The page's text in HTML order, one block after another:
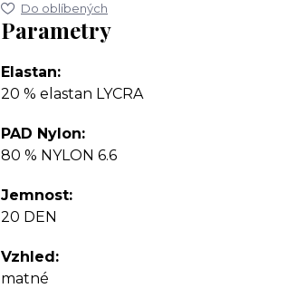
Do oblíbených
Parametry
Elastan
20 % elastan LYCRA
PAD Nylon
80 % NYLON 6.6
Jemnost
20 DEN
Vzhled
matné